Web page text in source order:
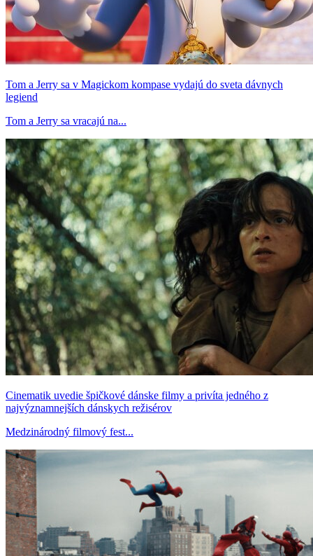
Tom a Jerry sa v Magickom kompase vydajú do sveta dávnych
legiend
Tom a Jerry sa vracajú na...
Cinematik uvedie špičkové dánske filmy a privíta jedného z
najvýznamnejších dánskych režisérov
Medzinárodný filmový fest...